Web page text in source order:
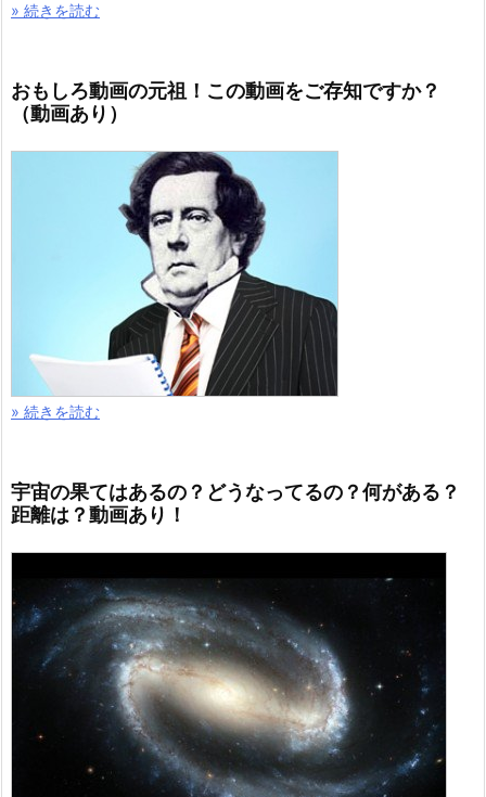
» 続きを読む
おもしろ動画の元祖！この動画をご存知ですか？
（動画あり）
» 続きを読む
宇宙の果てはあるの？どうなってるの？何がある？
距離は？動画あり！